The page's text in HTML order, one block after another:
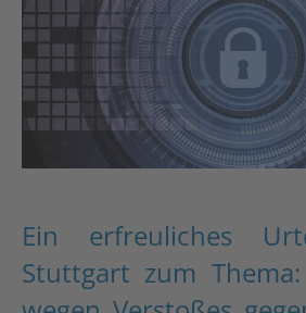
Ein erfreuliches
Stuttgart zum